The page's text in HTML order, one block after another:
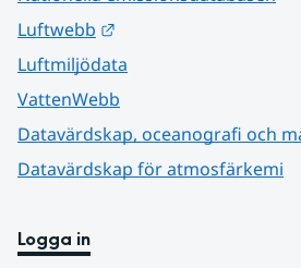
Luftwebb
Luftmiljödata
VattenWebb
Datavärdskap, oceanografi och
Datavärdskap för atmosfärkemi
Logga in